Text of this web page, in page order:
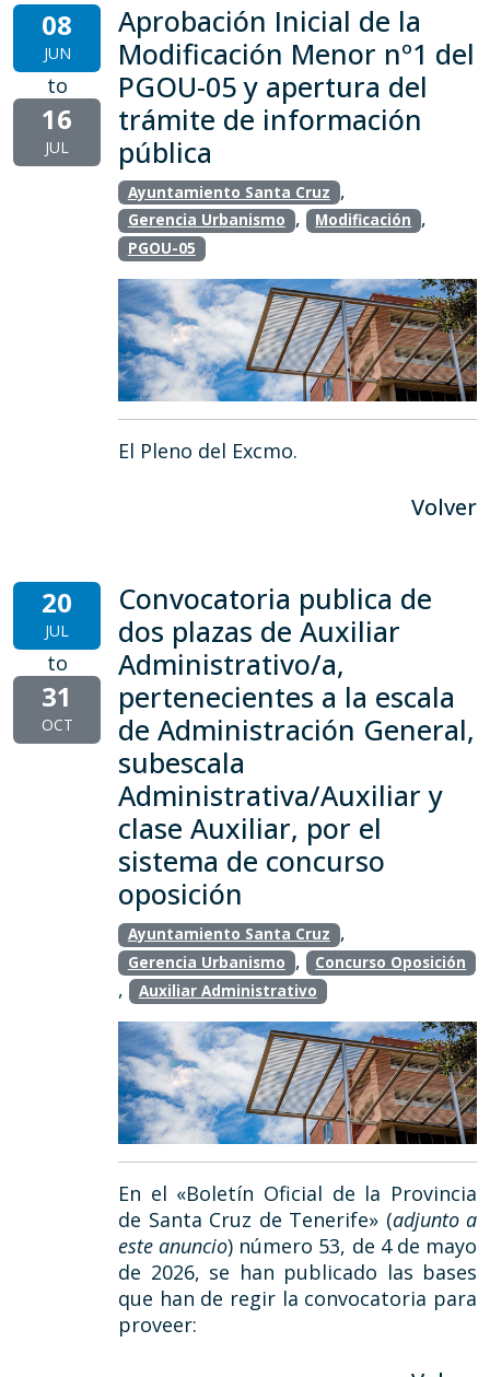
08
JUN
to
16
JUL
Aprobación Inicial de la
Modificación Menor nº1 del
PGOU-05 y apertura del
trámite de información
pública
Ayuntamiento Santa Cruz ,
Gerencia Urbanismo , Modificación ,
PGOU-05
El Pleno del Excmo.
Volver
20
JUL
to
31
OCT
Convocatoria publica de
dos plazas de Auxiliar
Administrativo/a,
pertenecientes a la escala
de Administración General,
subescala
Administrativa/Auxiliar y
clase Auxiliar, por el
sistema de concurso
oposición
Ayuntamiento Santa Cruz ,
Gerencia Urbanismo , Concurso Oposición
, Auxiliar Administrativo
En el «Boletín Oficial de la Provincia
de Santa Cruz de Tenerife» (adjunto a
este anuncio) número 53, de 4 de mayo
de 2026, se han publicado las bases
que han de regir la convocatoria para
proveer: